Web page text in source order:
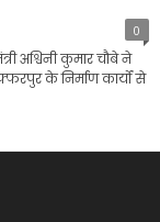
0
अश्विनी कुमार चौबे ने
के निर्माण कार्यों से